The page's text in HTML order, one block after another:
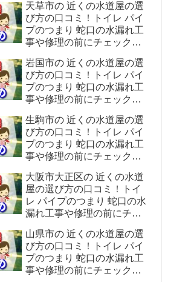
す。
天草市の 近くの水道屋の選
び方の口コミ！トイレ パイ
プのつまり 蛇口の水漏れ工
事や修理の前にチェックす
岩国市の 近くの水道屋の選
び方の口コミ！トイレ パイ
プのつまり 蛇口の水漏れ工
事や修理の前にチェックす
生駒市の 近くの水道屋の選
び方の口コミ！トイレ パイ
プのつまり 蛇口の水漏れ工
事や修理の前にチェックす
大阪市大正区の 近くの水道
屋の選び方の口コミ！トイ
レ パイプのつまり 蛇口の水
漏れ工事や修理の前にチェ
す。
山県市の 近くの水道屋の選
び方の口コミ！トイレ パイ
プのつまり 蛇口の水漏れ工
事や修理の前にチェックす